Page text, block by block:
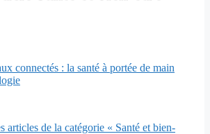
connectés : la santé à portée de main
articles de la catégorie « Santé et bien-